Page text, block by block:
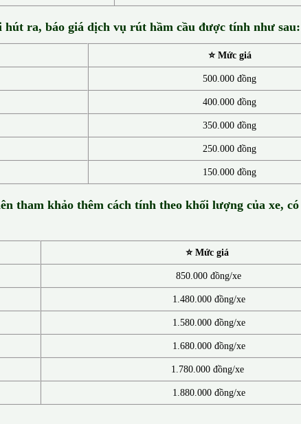
ra, báo giá dịch vụ rút hầm cầu được tính như sau:
⭐ Mức giá
500.000 đồng
400.000 đồng
350.000 đồng
250.000 đồng
150.000 đồng
tham khảo thêm cách tính theo khối lượng của xe,
⭐ Mức giá
850.000 đồng/xe
1.480.000 đồng/xe
1.580.000 đồng/xe
1.680.000 đồng/xe
1.780.000 đồng/xe
1.880.000 đồng/xe